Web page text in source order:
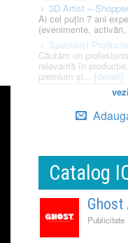
3D Artist –
Ai cel puțin 7 ani
(evenimente,
Specialist
Căutăm un
relevantă în
premium și... [detalii]
Catalog
Ghost
Publicitate